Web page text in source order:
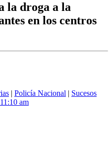
la droga a la
en los centros
| Policía Nacional | Sucesos
am